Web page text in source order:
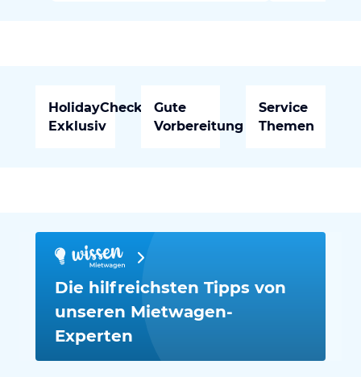
HolidayCheck
Exklusiv
Gute
Vorbereitung
Service
Themen
Die hilfreichsten Tipps von
unseren Mietwagen-
Experten